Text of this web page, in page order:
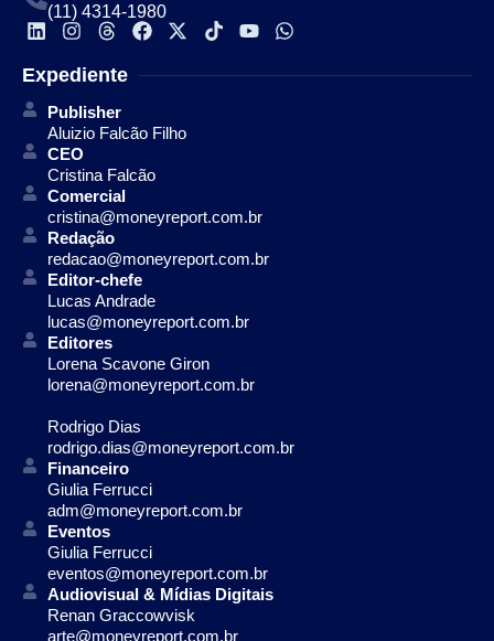
(11) 4314-1980
Expediente
Publisher
Aluizio Falcão Filho
CEO
Cristina Falcão
Comercial
cristina@moneyreport.com.br
Redação
redacao@moneyreport.com.br
Editor-chefe
Lucas Andrade
lucas@moneyreport.com.br
Editores
Lorena Scavone Giron
lorena@moneyreport.com.br
Rodrigo Dias
rodrigo.dias@moneyreport.com.br
Financeiro
Giulia Ferrucci
adm@moneyreport.com.br
Eventos
Giulia Ferrucci
eventos@moneyreport.com.br
Audiovisual & Mídias Digitais
Renan Graccowvisk
arte@moneyreport.com.br